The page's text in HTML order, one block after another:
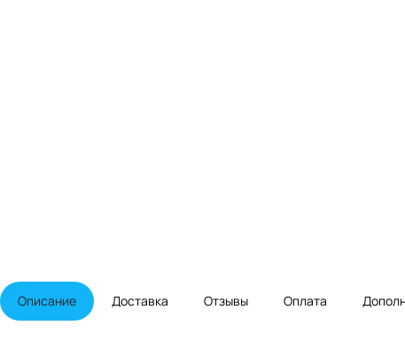
Описание Доставка Отзывы Оплата